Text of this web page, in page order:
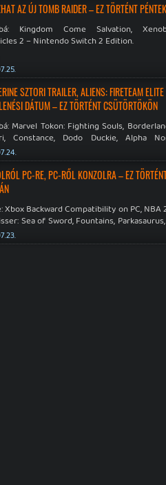
AZ ÚJ TOMB RAIDER – EZ TÖRTÉNT
Kingdom Come Salvation,
2 – Nintendo Switch 2 Edition.
SZTORI TRAILER, ALIENS: FIRETEAM
DÁTUM – EZ TÖRTÉNT CSÜTÖRTÖKÖN
Marvel Tokon: Fighting Souls,
Constance, Dodo Duckie, Alpha
Negative Frames.
PC-RE, PC-RŐL KONZOLRA – EZ
Xbox Backward Compatibility on PC, NBA
Sea of Sword, Fountains,
Full Health Collection.